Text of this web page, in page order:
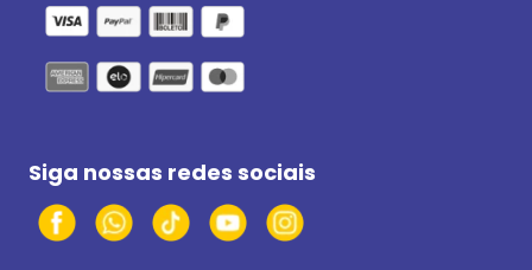
Siga nossas redes sociais